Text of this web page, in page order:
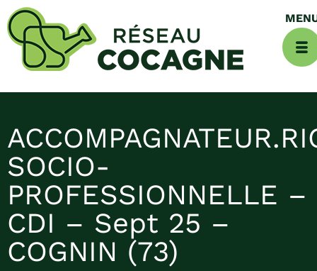
SOCIO-
PROFESSIONNELLE –
CDI – Sept 25 –
COGNIN (73)